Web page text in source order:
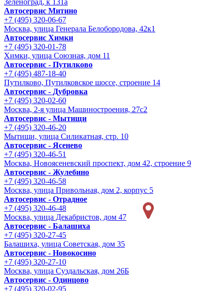
Автосервис Митино
+7 (495) 320-06-67
Москва, улица Генерала Белобородова, 42к1
Автосервис Химки
+7 (495) 320-01-78
Химки, улица Союзная, дом 11
Автосервис - Путилково
+7 (495) 487-18-40
Путилково, Путилковское шоссе, строение 14
Автосервис - Дубровка
+7 (495) 320-02-60
Москва, 2-я улица Машиностроения, 27с2
Автосервис - Мытищи
+7 (495) 320-46-20
Мытищи, улица Силикатная, стр. 10
Автосервис - Ясенево
+7 (495) 320-46-51
Москва, Новоясеневский проспект, дом 42, строение 9
Автосервис - Жулебино
+7 (495) 320-46-58
Москва, улица Привольная, дом 2, корпус 5
Автосервис - Отрадное
+7 (495) 320-46-48
Москва, улица Декабристов, дом 47
Автосервис - Балашиха
+7 (495) 320-27-45
Балашиха, улица Советская, дом 35
Автосервис - Новокосино
+7 (495) 320-27-10
Москва, улица Суздальская, дом 26Б
Автосервис - Одинцово
+7 (495) 320-02-95